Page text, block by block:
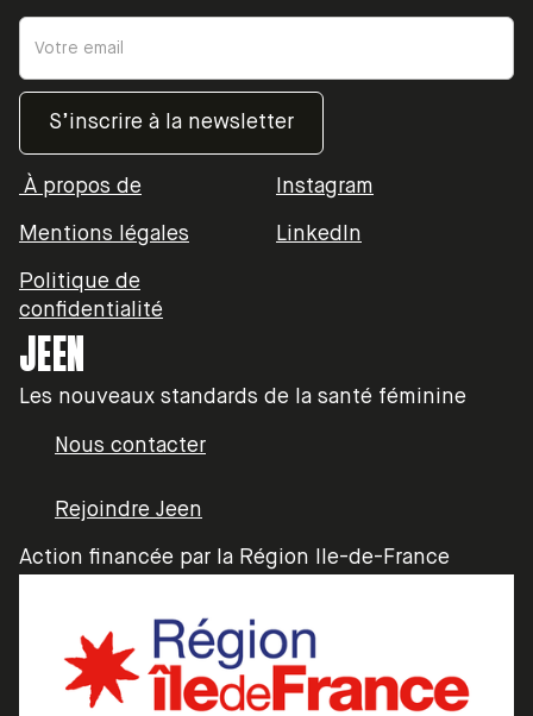
JEEN
Les nouveaux standards de la santé féminine
Nous contacter
Rejoindre Jeen
Action financée par la Région Ile-de-France
À propos de Instagram
Mentions légales LinkedIn
Politique de
confidentialité